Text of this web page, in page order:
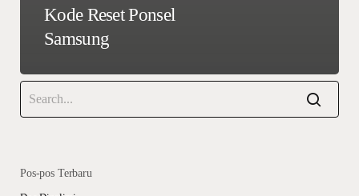
Kode Reset Ponsel
Samsung
Pos-pos Terbaru